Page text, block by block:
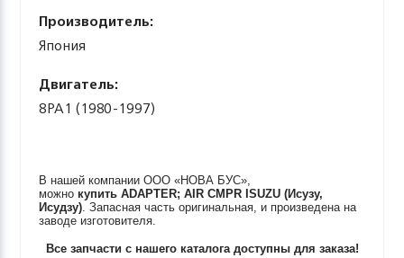
Производитель:
Япония
Двигатель:
8PA1 (1980-1997)
В нашей компании ООО «НОВА БУС»,
можно купитьADAPTER; AIR CMPR ISUZU (Исузу,
Исудзу). Запасная часть оригинальная, и произведена на
заводе изготовителя.
Все запчасти с нашего каталога доступны для заказа!